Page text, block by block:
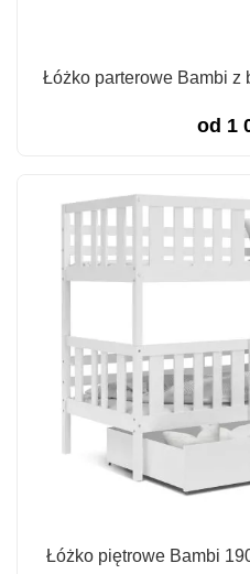
Łóżko parterowe Bambi z
od 1
Łóżko piętrowe Bambi